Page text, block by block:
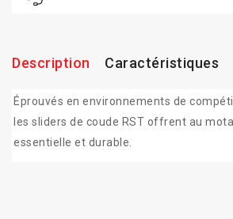
Description Caractéristiques
Éprouvés en environnements de
les sliders de coude RST offrent au
essentielle et durable.